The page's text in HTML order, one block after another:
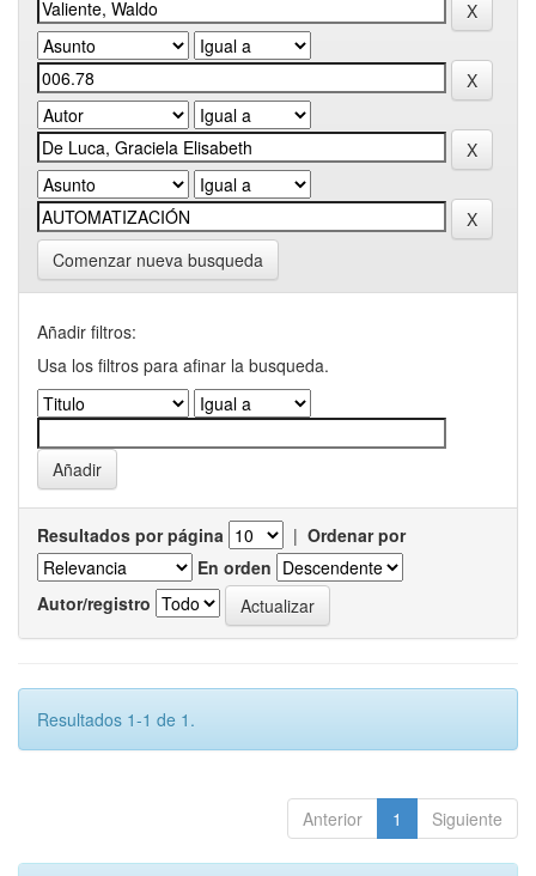
Comenzar nueva busqueda
Añadir filtros:
Usa los filtros para afinar la busqueda.
Resultados por página | Ordenar por
En orden
Autor/registro
Resultados 1-1 de 1.
Anterior 1 Siguiente